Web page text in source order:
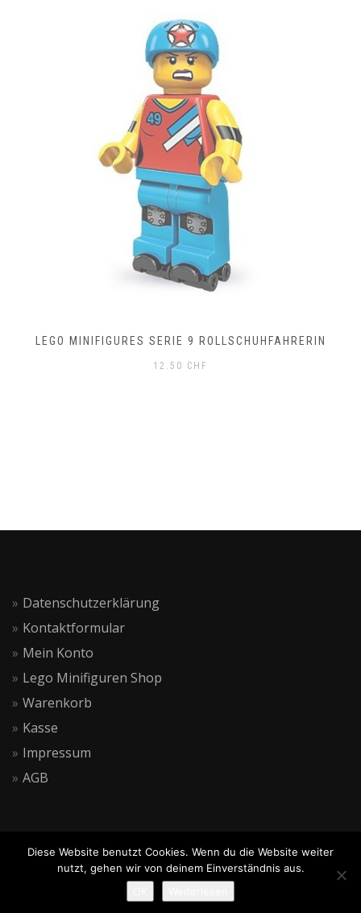
LEGO MINIFIGURES SERIE 9 ROLLSCHUHFAHRERIN
12.50 CHF
Datenschutzerklärung
Kontaktformular
Mein Konto
Lego Minifiguren Shop
Warenkorb
Kasse
Impressum
AGB
Diese Website benutzt Cookies. Wenn du die Website weiter
nutzt, gehen wir von deinem Einverständnis aus.